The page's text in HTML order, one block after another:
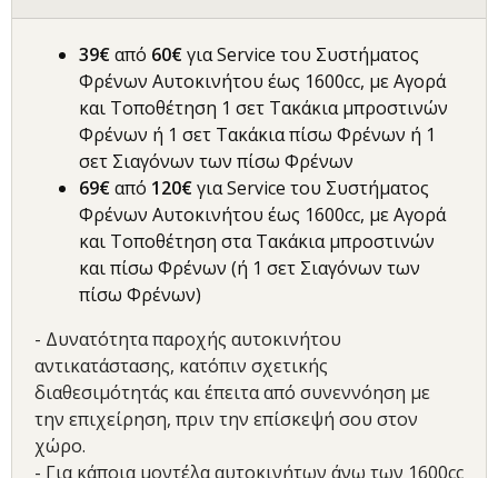
39€από 60€για Service του Συστήματος
Φρένων Αυτοκινήτου έως 1600cc, με Αγορά
και Τοποθέτηση 1 σετ Τακάκια μπροστινών
Φρένων ή 1 σετ Τακάκια πίσω Φρένων ή 1
σετ Σιαγόνων των πίσω Φρένων
69€από 120€για Service του Συστήματος
Φρένων Αυτοκινήτου έως 1600cc, με Αγορά
και Τοποθέτηση στα Τακάκια μπροστινών
και πίσω Φρένων (ή 1 σετ Σιαγόνων των
πίσω Φρένων)
- Δυνατότητα παροχής αυτοκινήτου
αντικατάστασης, κατόπιν σχετικής
διαθεσιμότητάς και έπειτα από συνεννόηση με
την επιχείρηση, πριν την επίσκεψή σου στον
χώρο.
- Για κάποια μοντέλα αυτοκινήτων άνω των 1600cc